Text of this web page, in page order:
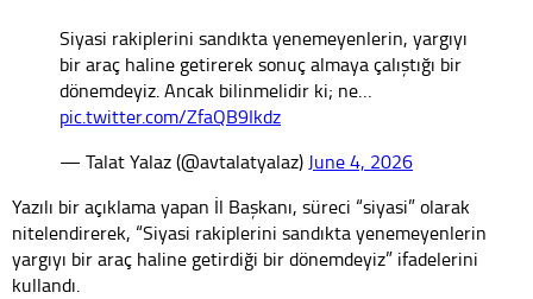
Siyasi rakiplerini sandıkta yenemeyenlerin, yargıyı
bir araç haline getirerek sonuç almaya çalıştığı bir
dönemdeyiz. Ancak bilinmelidir ki; ne…
pic.twitter.com/ZfaQB9Ikdz
— Talat Yalaz (@avtalatyalaz) June 4, 2026
Yazılı bir açıklama yapan İl Başkanı, süreci “siyasi” olarak
nitelendirerek, “Siyasi rakiplerini sandıkta yenemeyenlerin
yargıyı bir araç haline getirdiği bir dönemdeyiz” ifadelerini
kullandı.